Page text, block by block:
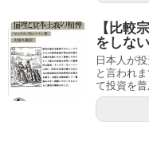
【比較
をしな
日本人が
と言われ
て投資を普